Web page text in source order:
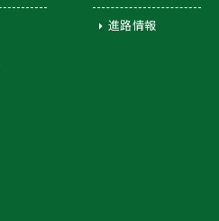
進路情報